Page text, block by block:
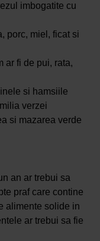
imbogatite cu
porc, miel, ficat si
ar fi de pui, rata,
si hamsiile
verzei
si mazarea verde
an ar trebui sa
praf care contine
alimente solide in
ar trebui sa fie